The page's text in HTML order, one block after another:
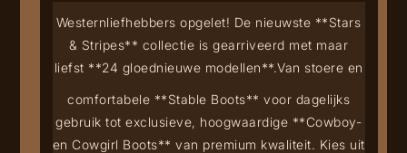
Westernliefhebbers opgelet! De nieuwste **Stars
& Stripes** collectie is gearriveerd met maar
liefst **24 gloednieuwe modellen**.Van stoere en
comfortabele **Stable Boots** voor dagelijks
gebruik tot exclusieve, hoogwaardige **Cowboy-
en Cowgirl Boots** van premium kwaliteit. Kies uit